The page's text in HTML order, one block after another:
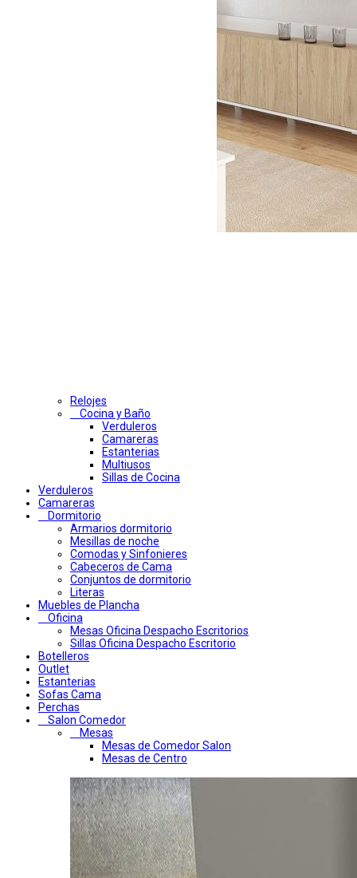
Relojes
Cocina y Baño
Verduleros
Camareras
Estanterias
Multiusos
Sillas de Cocina
Verduleros
Camareras
Dormitorio
Armarios dormitorio
Mesillas de noche
Comodas y Sinfonieres
Cabeceros de Cama
Conjuntos de dormitorio
Literas
Muebles de Plancha
Oficina
Mesas Oficina Despacho Escritorios
Sillas Oficina Despacho Escritorio
Botelleros
Outlet
Estanterias
Sofas Cama
Perchas
Salon Comedor
Mesas
Mesas de Comedor Salon
Mesas de Centro